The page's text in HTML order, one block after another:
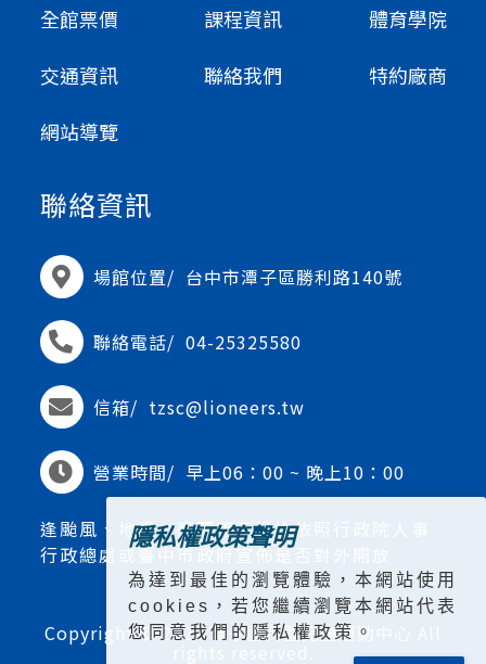
隱私權政策聲明
為達到最佳的瀏覽體驗，本網站使用
cookies，若您繼續瀏覽本網站代表
您同意我們的隱私權政策。
全館票價
課程資訊
體育學院
交通資訊
聯絡我們
特約廠商
網站導覽
聯絡資訊
場館位置/ 台中市潭子區勝利路140號
聯絡電話/ 04-25325580
信箱/ tzsc@lioneers.tw
營業時間/ 早上06：00 ~ 晚上10：00
逢颱風、地震、豪雨等天災均依照行政院人事
行政總處或臺中市政府宣佈是否對外開放
Copyright © 2021 潭子國民暨兒童運動中心 All